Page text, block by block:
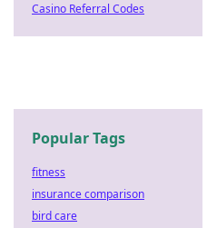
Casino Referral Codes
Popular Tags
fitness
insurance comparison
bird care